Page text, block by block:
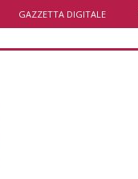
GAZZETTA DIGITALE